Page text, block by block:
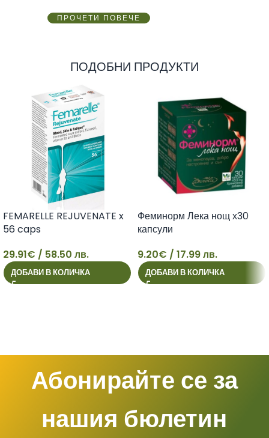
ПРОЧЕТИ ПОВЕЧЕ
ПОДОБНИ ПРОДУКТИ
29
FEMARELLE REJUVENATE x
56 caps
29.91€ / 58.50 лв.
ДОБАВИ В КОЛИЧКА
9
Феминорм Лека нощ х30
капсули
9.20€ / 17.99 лв.
ДОБАВИ В КОЛИЧКА
Абонирайте се за
нашия бюлетин